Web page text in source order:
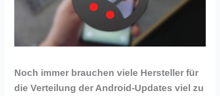
Noch immer brauchen viele Hersteller für
die Verteilung der Android-Updates viel zu